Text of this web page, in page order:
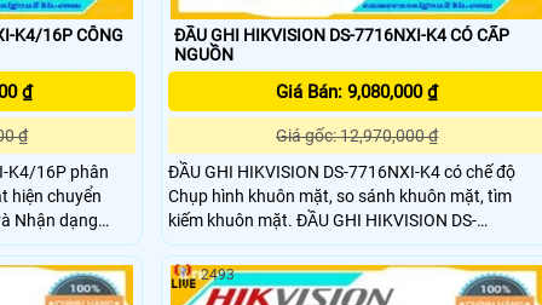
K4/16P CÔNG
₫
₫
K4/16P phân
hiện chuyển
Nhận dạng
4ch khi nhận
để cài đặt
ĐẦU GHI HIKVISION DS-7716NXI-K4 CÓ CẤP
NGUỒN
Giá Bán: 9,080,000 ₫
Giá gốc: 12,970,000 ₫
ĐẦU GHI HIKVISION DS-7716NXI-K4 có chế độ
Chụp hình khuôn mặt, so sánh khuôn mặt, tìm
kiếm khuôn mặt. ĐẦU GHI HIKVISION DS-
7716NXI-K4 thiết bị ghi hình NVR lên đến 16
camera IP. Nó có thể ghi lại các bản ghi camera ở
độ phân giải tối đa 12MP. Thiết bị có thể kết nối
2493